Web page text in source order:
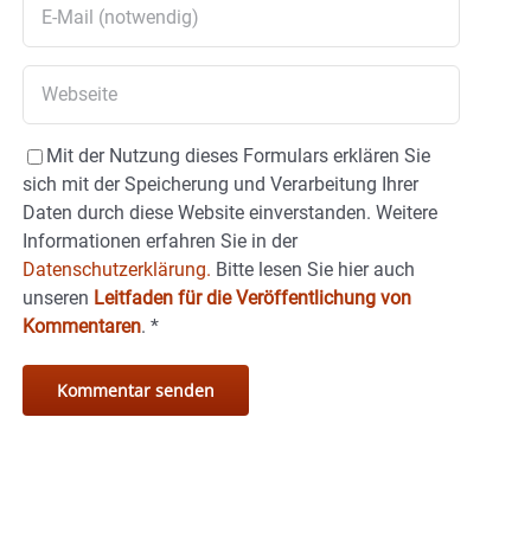
Mit der Nutzung dieses Formulars erklären Sie
sich mit der Speicherung und Verarbeitung Ihrer
Daten durch diese Website einverstanden. Weitere
Informationen erfahren Sie in der
Datenschutzerklärung. Bitte lesen Sie hier auch
unseren Leitfaden für die Veröffentlichung von
Kommentaren. *